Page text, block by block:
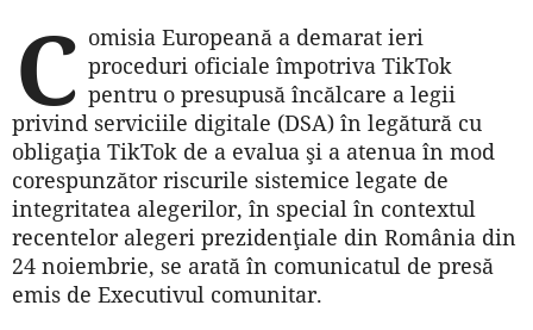
C omisia Europeană a demarat ieri
proceduri oficiale împotriva TikTok
pentru o presupusă încălcare a legii
privind serviciile digitale (DSA) în legătură cu
obligaţia TikTok de a evalua şi a atenua în mod
corespunzător riscurile sistemice legate de
integritatea alegerilor, în special în contextul
recentelor alegeri prezidenţiale din România din
24 noiembrie, se arată în comunicatul de presă
emis de Executivul comunitar.